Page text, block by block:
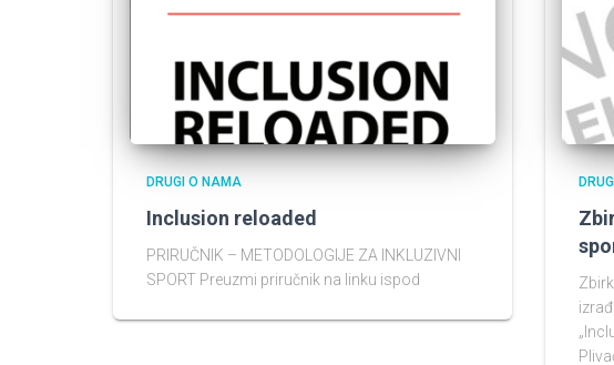
DRUGI O NAMA
Inclusion reloaded
PRIRUČNIK – METODOLOGIJE ZA INKLUZIVNI
SPORT Preuzmi priručnik na linku ispod